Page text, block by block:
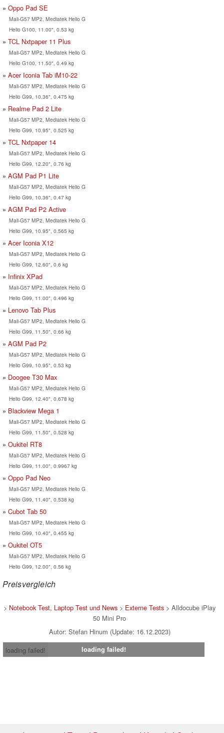
Oppo Pad SE
Mali-G57 MP2, Mediatek Helio G
Helio G100, 11.00", 0.53 kg
TCL Nxtpaper 11 Plus
Mali-G57 MP2, Mediatek Helio G
Helio G100, 11.50", 0.49 kg
Acer Iconia Tab iM10-22
Mali-G57 MP2, Mediatek Helio G
Helio G99, 10.36", 0.475 kg
Realme Pad 2 Lite
Mali-G57 MP2, Mediatek Helio G
Helio G99, 10.95", 0.525 kg
TCL Nxtpaper 14
Mali-G57 MP2, Mediatek Helio G
Helio G99, 12.20", 0.76 kg
AGM Pad P1 Lite
Mali-G57 MP2, Mediatek Helio G
Helio G99, 10.36", 0.47 kg
AGM Pad P2 Active
Mali-G57 MP2, Mediatek Helio G
Helio G99, 10.95", 0.565 kg
Acer Iconia X12
Mali-G57 MP2, Mediatek Helio G
Helio G99, 12.60", 0.6 kg
Infinix XPad
Mali-G57 MP2, Mediatek Helio G
Helio G99, 11.00", 0.496 kg
Lenovo Tab Plus
Mali-G57 MP2, Mediatek Helio G
Helio G99, 11.50", 0.66 kg
AGM Pad P2
Mali-G57 MP2, Mediatek Helio G
Helio G99, 10.95", 0.53 kg
Doogee T30 Max
Mali-G57 MP2, Mediatek Helio G
Helio G99, 12.40", 0.678 kg
Blackview Mega 1
Mali-G57 MP2, Mediatek Helio G
Helio G99, 11.50", 0.528 kg
Oukitel RT8
Mali-G57 MP2, Mediatek Helio G
Helio G99, 11.00", 0.9967 kg
Oppo Pad Neo
Mali-G57 MP2, Mediatek Helio G
Helio G99, 11.40", 0.538 kg
Cubot Tab 50
Mali-G57 MP2, Mediatek Helio G
Helio G99, 10.40", 0.455 kg
Oukitel OT5
Mali-G57 MP2, Mediatek Helio G
Helio G99, 12.00", 0.56 kg
Preisvergleich
> Notebook Test, Laptop Test und News > Externe Tests > Alldocube iPlay
50 Mini Pro
Autor: Stefan Hinum (Update: 16.12.2023)
loading failed!
loading failed!